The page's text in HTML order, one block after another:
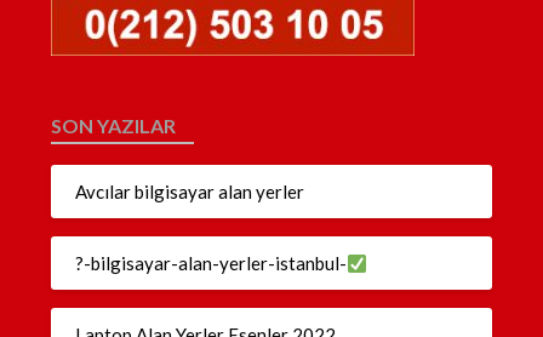
SON YAZILAR
Avcılar bilgisayar alan yerler
?-bilgisayar-alan-yerler-istanbul-